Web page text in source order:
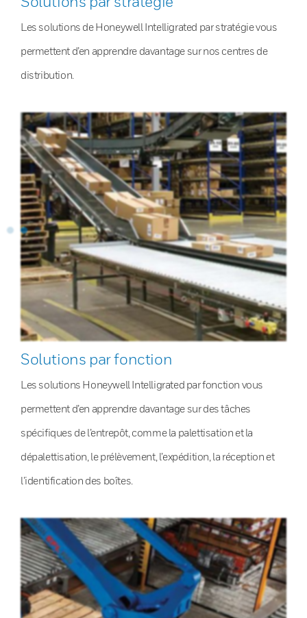
Les solutions de Honeywell Intelligrated par stratégie vous
permettent d’en apprendre davantage sur nos centres de
distribution.
Solutions par fonction
Les solutions Honeywell Intelligrated par fonction vous
permettent d’en apprendre davantage sur des tâches
spécifiques de l’entrepôt, comme la palettisation et la
dépalettisation, le prélèvement, l’expédition, la réception et
l’identification des boîtes.